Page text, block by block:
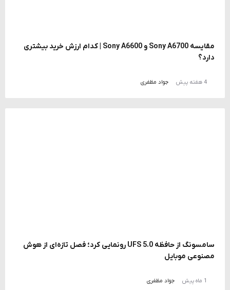
مقایسه Sony A6700 و Sony A6600 | کدام ارزش خرید بیشتری
دارد؟
4 هفته پیش جواد مظفری
سامسونگ از حافظه UFS 5.0 رونمایی کرد؛ فصل تازه‌ای از هوش
مصنوعی موبایل
1 ماه پیش جواد مظفری